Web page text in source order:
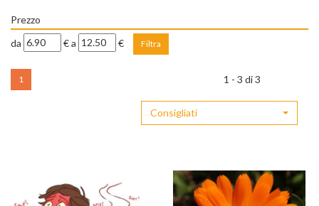
Prezzo
filtra
da € filtra
a €
1 1 - 3 di 3
Consigliati